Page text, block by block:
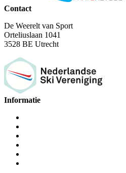
Contact
De Weerelt van Sport
Orteliuslaan 1041
3528 BE Utrecht
Informatie